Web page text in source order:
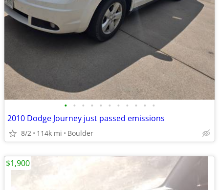
• • • • • • • • • • •
2010 Dodge Journey just passed emissions
8/2 114k mi Boulder
$1,900